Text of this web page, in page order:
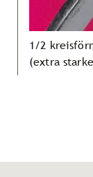
1/2
(extra